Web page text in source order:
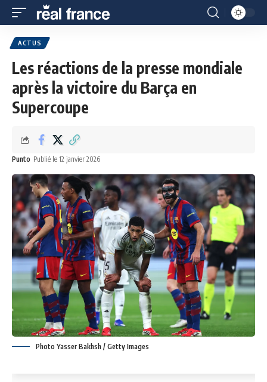
ACTUS
Les réactions de la presse mondiale
après la victoire du Barça en
Supercoupe
Punto Publié le 12 janvier 2026
Photo Yasser Bakhsh / Getty Images